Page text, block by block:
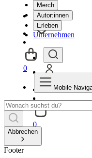
Merch
Autor:innen
Erleben
Unternehmen
0
0
Mobile
Abbrechen
Footer